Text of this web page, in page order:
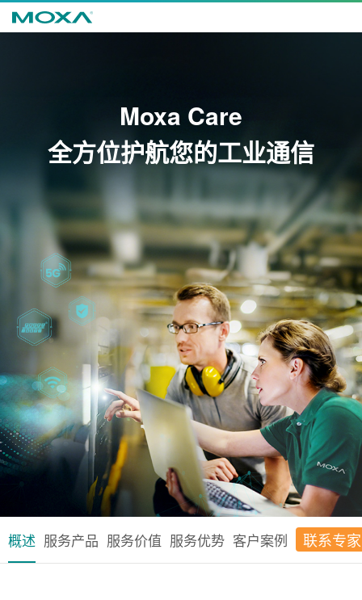
Moxa Care
全方位护航您的工业通信
概述 服务产品 服务价值 服务优势 客户案例 联系专家